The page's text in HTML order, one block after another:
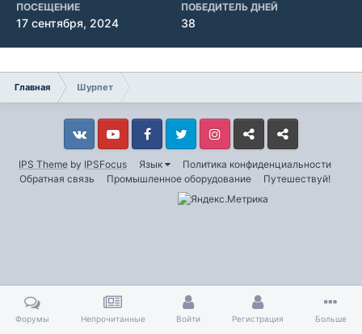
ПОСЕЩЕНИЕ
17 сентября, 2024
ПОБЕДИТЕЛЬ ДНЕЙ
38
Главная Шурпет
IPS Theme by IPSFocus Язык
Политика конфиденциальности
Обратная связь
Промышленное оборудование Путешествуй!
VkontakteYouTube FacebookTwitter InstagramLivejournalOdnoklassniki
Форумы Непрочитанные Войти Регистрация Больше